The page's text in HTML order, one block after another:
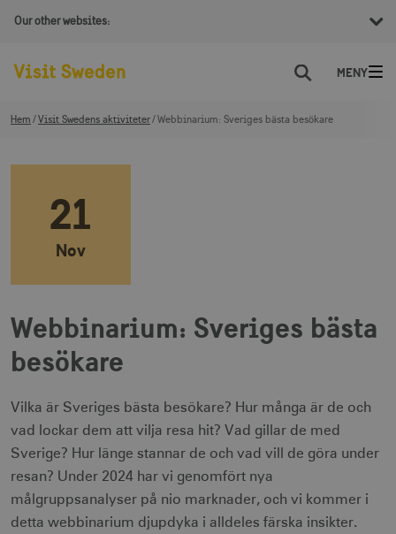
Our other websites:
Sök
Hem Visit Swedens aktiviteter Webbinarium: Sveriges bästa besökare
21
Nov
Webbinarium: Sveriges bästa
besökare
Vilka är Sveriges bästa besökare? Hur många är de och
vad lockar dem att vilja resa hit? Vad gillar de med
Sverige? Hur länge stannar de och vad vill de göra under
resan? Under 2024 har vi genomfört nya
målgruppsanalyser på nio marknader, och vi kommer i
detta webbinarium djupdyka i alldeles färska insikter.